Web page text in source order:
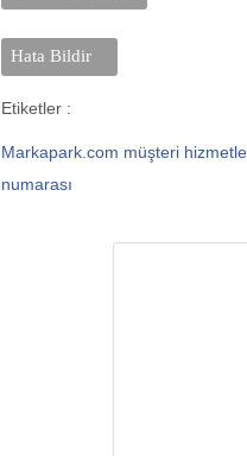
Hata Bildir
Etiketler :
Markapark.com müşteri
numarası